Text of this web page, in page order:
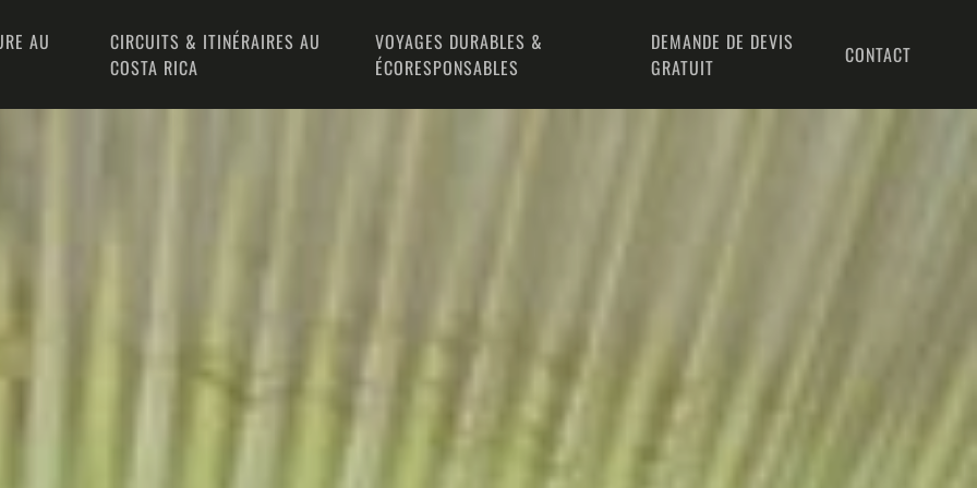
AU
CIRCUITS & ITINÉRAIRES AU
COSTA RICA
VOYAGES DURABLES &
ÉCORESPONSABLES
DEMANDE DE DEVIS
GRATUIT
CONTACT